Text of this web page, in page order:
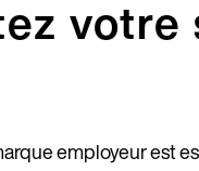
employeur est